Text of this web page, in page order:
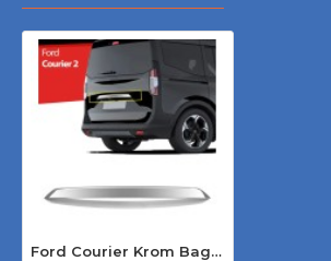
Ford Courier Krom Bagaj Çıtası 2023 Üzeri Plaka Üstü